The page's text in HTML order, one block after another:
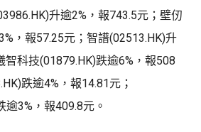
升逾2%，報743.5元；壁仞
，報57.25元；智譜(02513.HK)升
智科技(01879.HK)跌逾6%，報508
跌逾4%，報14.81元；
逾3%，報409.8元。